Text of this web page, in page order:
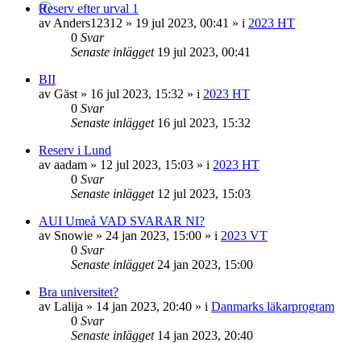
Reserv efter urval 1
av Anders12312 » 19 jul 2023, 00:41 » i 2023 HT
0 Svar
Senaste inlägget 19 jul 2023, 00:41
BII
av Gäst » 16 jul 2023, 15:32 » i 2023 HT
0 Svar
Senaste inlägget 16 jul 2023, 15:32
Reserv i Lund
av aadam » 12 jul 2023, 15:03 » i 2023 HT
0 Svar
Senaste inlägget 12 jul 2023, 15:03
AUI Umeå VAD SVARAR NI?
av Snowie » 24 jan 2023, 15:00 » i 2023 VT
0 Svar
Senaste inlägget 24 jan 2023, 15:00
Bra universitet?
av Lalija » 14 jan 2023, 20:40 » i Danmarks läkarprogram
0 Svar
Senaste inlägget 14 jan 2023, 20:40